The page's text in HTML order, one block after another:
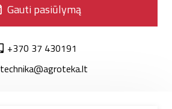
Gauti pasiūlymą
+370 37 430191
technika@agroteka.lt